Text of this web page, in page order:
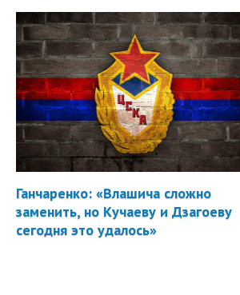
Ганчаренко: «Влашича сложно
заменить, но Кучаеву и Дзагоеву
сегодня это удалось»